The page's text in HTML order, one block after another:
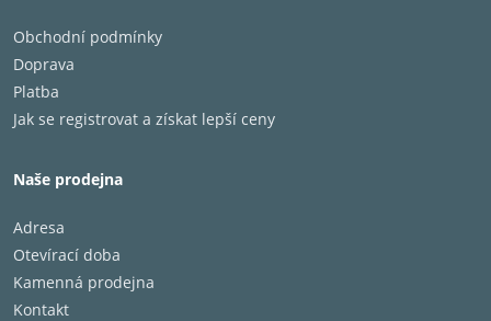
Obchodní podmínky
Doprava
Platba
Jak se registrovat a získat lepší ceny
Naše prodejna
Adresa
Otevírací doba
Kamenná prodejna
Kontakt